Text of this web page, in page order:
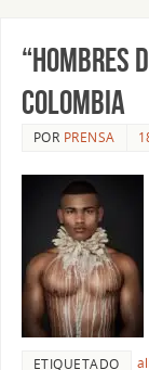
“HOMBRES
COLOMBIA
POR PRENSA
ETIQUETADO